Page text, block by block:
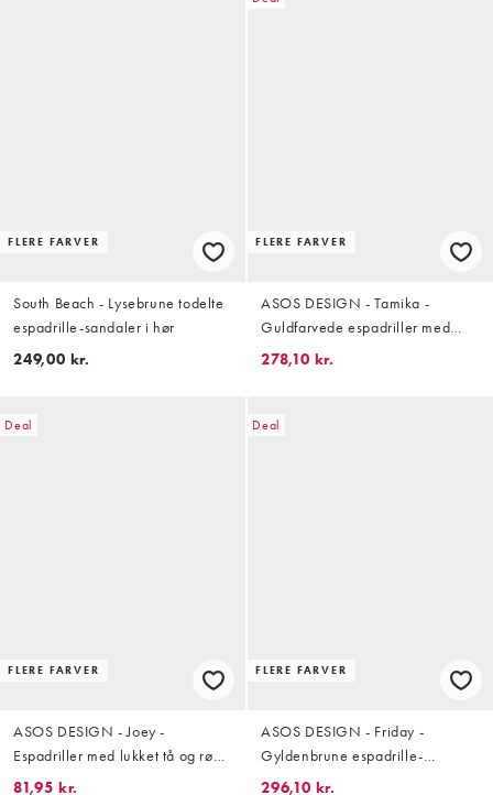
FLERE FARVER
South Beach - Lysebrune todelte
espadrille-sandaler i hør
249,00 kr.
FLERE FARVER
ASOS DESIGN - Tamika -
Guldfarvede espadriller med
kilehæl
278,10 kr.
Deal
FLERE FARVER
ASOS DESIGN - Joey -
Espadriller med lukket tå og røde
striber
81,95 kr.
Deal
FLERE FARVER
ASOS DESIGN - Friday -
Gyldenbrune espadrille-
sandaler med flatform-sål
296,10 kr.